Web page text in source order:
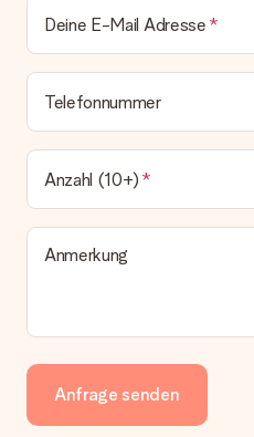
Deine E-Mail Adresse
Telefonnummer
Anzahl (10+)
Anmerkung
Anfrage senden